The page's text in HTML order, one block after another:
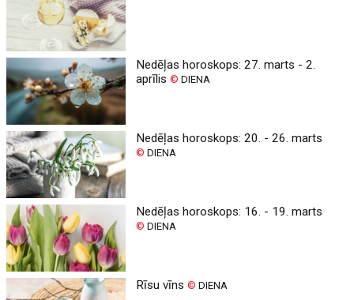
Nedēļas horoskops: 27. marts - 2.
aprīlis© DIENA
Nedēļas horoskops: 20. - 26. marts
© DIENA
Nedēļas horoskops: 16. - 19. marts
© DIENA
Rīsu vīns© DIENA